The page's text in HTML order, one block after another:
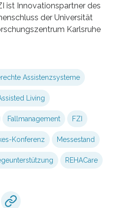
ist Innovationspartner des
der Universität
Karlsruhe
Assistenzsysteme
Living
Fallmanagement FZI
Konferenz Messestand
REHACare